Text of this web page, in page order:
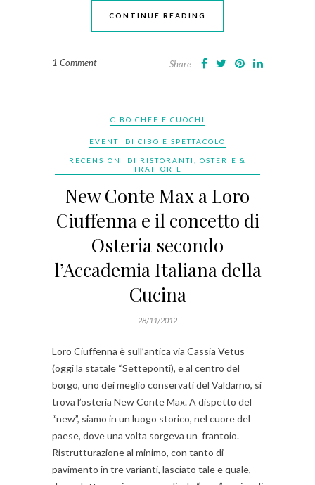
CONTINUE READING
1 Comment Share
CIBO CHEF E CUOCHI
EVENTI DI CIBO E SPETTACOLO
RECENSIONI DI RISTORANTI, OSTERIE &
TRATTORIE
New Conte Max a Loro
Ciuffenna e il concetto di
Osteria secondo
l’Accademia Italiana della
Cucina
28/11/2012
Loro Ciuffenna è sull’antica via Cassia Vetus
(oggi la statale “Setteponti), e al centro del
borgo, uno dei meglio conservati del Valdarno, si
trova l’osteria New Conte Max. A dispetto del
“new”, siamo in un luogo storico, nel cuore del
paese, dove una volta sorgeva un frantoio.
Ristrutturazione al minimo, con tanto di
pavimento in tre varianti, lasciato tale e quale,